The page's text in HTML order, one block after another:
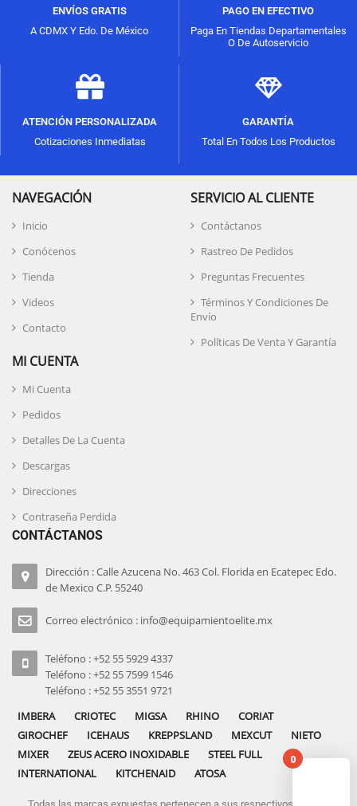
ENVÍOS GRATIS
A CDMX Y Edo. De México
PAGO EN EFECTIVO
Paga En Tiendas Departamentales
O De Autoservicio
ATENCIÓN PERSONALIZADA
Cotizaciones Inmediatas
GARANTÍA
Total En Todos Los Productos
NAVEGACIÓN
Inicio
Conócenos
Tienda
Videos
Contacto
SERVICIO AL CLIENTE
Contáctanos
Rastreo De Pedidos
Preguntas Frecuentes
Términos Y Condiciones De
Envío
Políticas De Venta Y Garantía
MI CUENTA
Mi Cuenta
Pedidos
Detalles De La Cuenta
Descargas
Direcciones
Contraseña Perdida
CONTÁCTANOS
Dirección : Calle Azucena No. 463 Col. Florida en Ecatepec Edo.
de Mexico C.P. 55240
Correo electrónico : info@equipamientoelite.mx
Teléfono : +52 55 5929 4337
Teléfono : +52 55 7599 1546
Teléfono : +52 55 3551 9721
IMBERA
CRIOTEC MIGSA RHINO
CORIAT
GIROCHEF
ICEHAUS KREPPSLAND MEXCUT
NIETO
MIXER
ZEUS ACERO INOXIDABLE
STEEL FULL
INTERNATIONAL
KITCHENAID ATOSA
0